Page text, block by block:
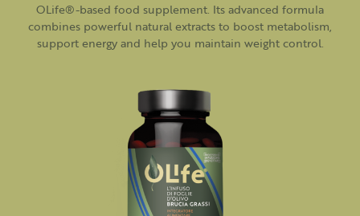
OLife®-based food supplement. Its advanced formula
combines powerful natural extracts to boost metabolism,
support energy and help you maintain weight control.